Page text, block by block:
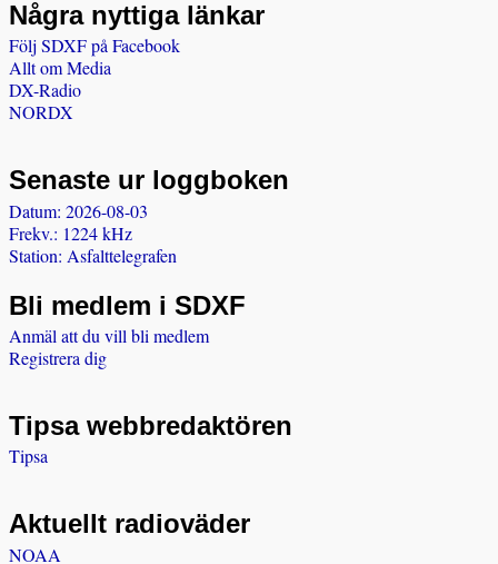
Några nyttiga länkar
Följ SDXF på Facebook
Allt om Media
DX-Radio
NORDX
Senaste ur loggboken
Datum: 2026-08-03
Frekv.: 1224 kHz
Station: Asfalttelegrafen
Bli medlem i SDXF
Anmäl att du vill bli medlem
Registrera dig
Tipsa webbredaktören
Tipsa
Aktuellt radioväder
NOAA